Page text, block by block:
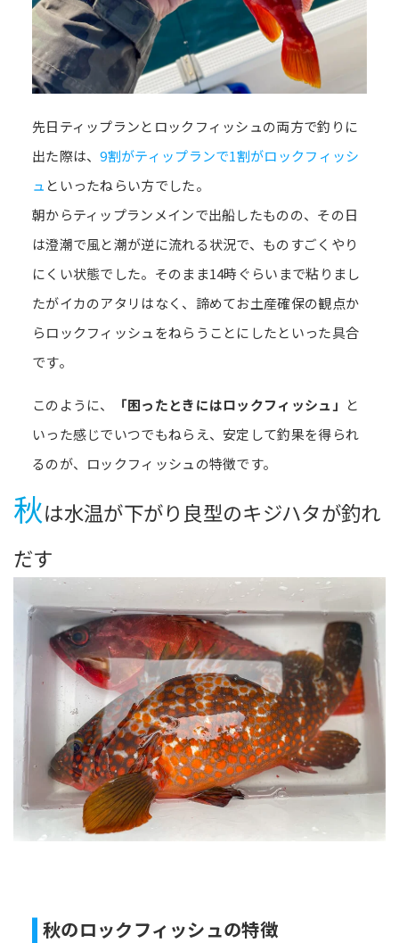
先日ティップランとロックフィッシュの両方で釣りに
出た際は、9割がティップランで1割がロックフィッシ
ュ といったねらい方でした。
朝からティップランメインで出船したものの、その日
は澄潮で風と潮が逆に流れる状況で、ものすごくやり
にくい状態でした。そのまま14時ぐらいまで粘りまし
たがイカのアタリはなく、諦めてお土産確保の観点か
らロックフィッシュをねらうことにしたといった具合
です。
このように、 「困ったときにはロックフィッシュ」 と
いった感じでいつでもねらえ、安定して釣果を得られ
るのが、ロックフィッシュの特徴です。
秋は水温が下がり良型のキジハタが釣れ
だす
秋のロックフィッシュの特徴